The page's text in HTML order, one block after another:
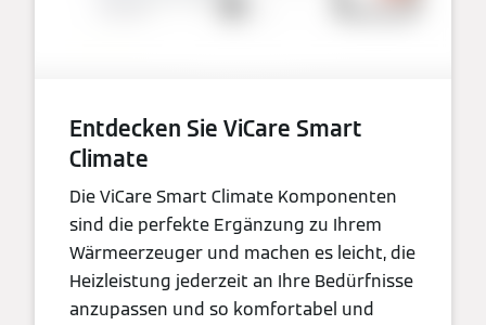
Entdecken Sie ViCare Smart
Climate
Die ViCare Smart Climate Komponenten
sind die perfekte Ergänzung zu Ihrem
Wärmeerzeuger und machen es leicht, die
Heizleistung jederzeit an Ihre Bedürfnisse
anzupassen und so komfortabel und